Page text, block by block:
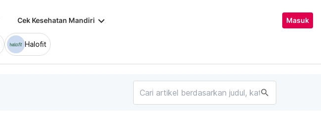
Cek Kesehatan Mandiri keyboard_arrow_down Masuk
Halofit
search